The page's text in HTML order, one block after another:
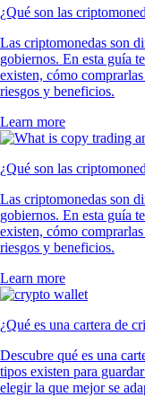
¿Qué son las
Las criptomonedas son
gobiernos. En esta guía
existen, cómo
riesgos y beneficios.
Learn more
¿Qué son las
Las criptomonedas son
gobiernos. En esta guía
existen, cómo
riesgos y beneficios.
Learn more
¿Qué es una cartera de
Descubre qué es una
tipos existen para
elegir la que mejor se